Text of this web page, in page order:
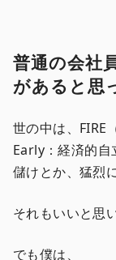
普通の会社
があると思
世の中は、
Early：経済的自
儲けとか、猛烈
それもいいと思
でも僕は、